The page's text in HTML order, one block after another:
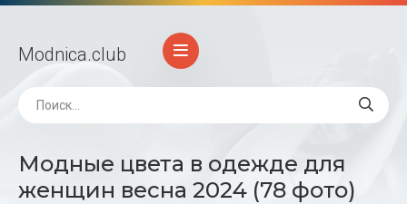
Modnica.club
Модные цвета в одежде для
женщин весна 2024 (78 фото)